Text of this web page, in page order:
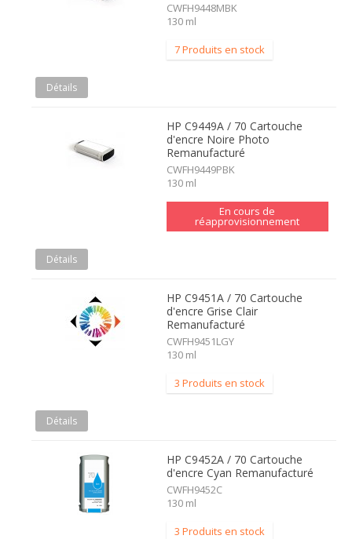
CWFH9448MBK
130 ml
7 Produits en stock
Détails
HP C9449A / 70 Cartouche
d'encre Noire Photo
Remanufacturé
CWFH9449PBK
130 ml
En cours de
réapprovisionnement
Détails
HP C9451A / 70 Cartouche
d'encre Grise Clair
Remanufacturé
CWFH9451LGY
130 ml
3 Produits en stock
Détails
HP C9452A / 70 Cartouche
d'encre Cyan Remanufacturé
CWFH9452C
130 ml
3 Produits en stock